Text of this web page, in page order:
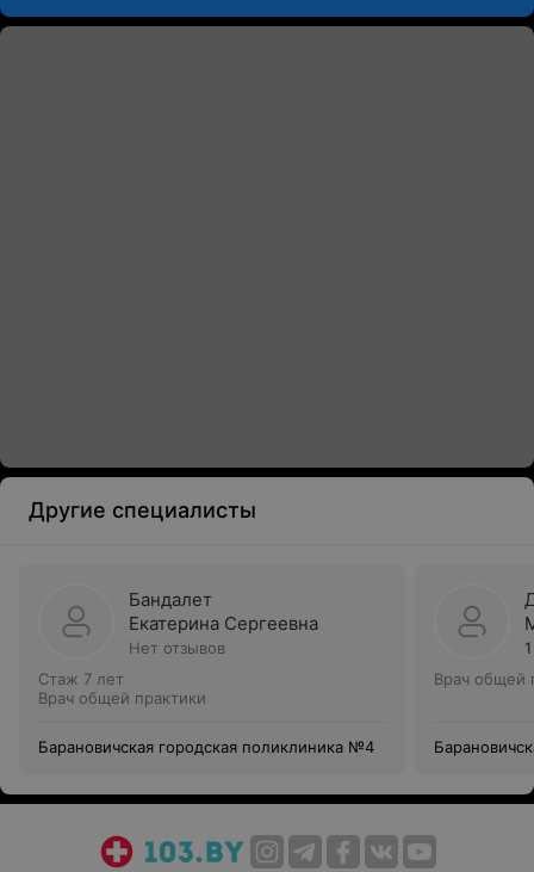
Другие специалисты
Бандалет
Екатерина Сергеевна
Нет отзывов
Стаж 7 лет
Врач общей практики
Барановичская городская поликлиника №4
Врач общей